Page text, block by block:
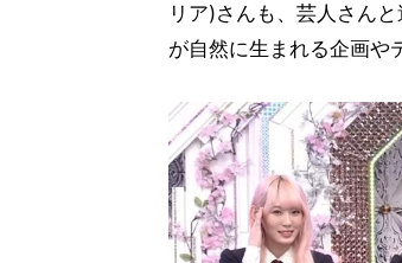
リア)さんも、芸人さん
が自然に生まれる企画や